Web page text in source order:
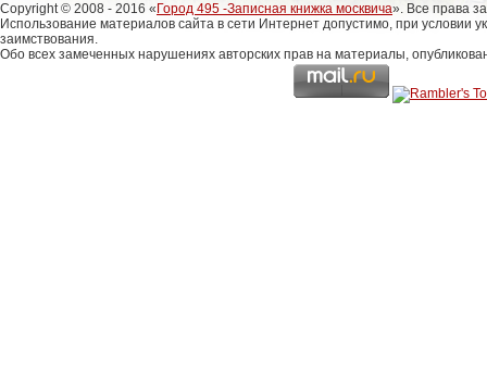
Copyright © 2008 - 2016 « Город 495 -Записная книжка москвича». Все права
Использование материалов сайта в сети Интернет допустимо, при условии
заимствования.
Обо всех замеченных нарушениях авторских прав на материалы,